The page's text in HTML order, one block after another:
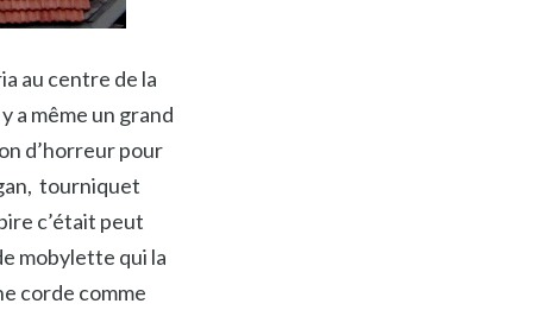
au centre de la
a même un grand
d’horreur pour
tourniquet
c’était peut
mobylette qui la
corde comme